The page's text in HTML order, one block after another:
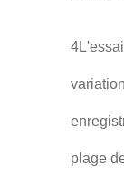
plage